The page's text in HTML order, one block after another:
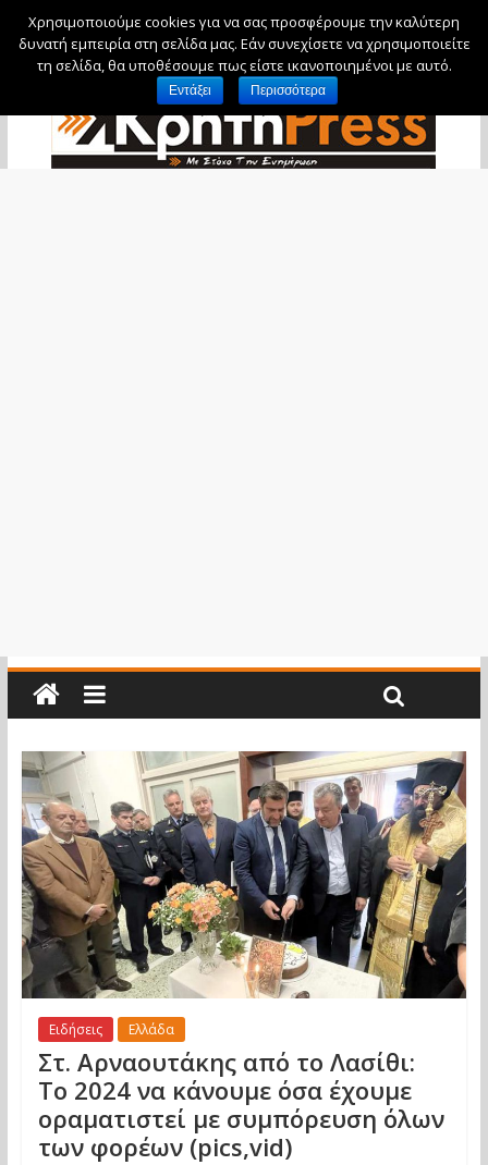
Κυριακή, 9 Αυγούστου, 2026
Ειδήσεις Ελλάδα
Στ. Αρναουτάκης από το Λασίθι:
Το 2024 να κάνουμε όσα έχουμε
οραματιστεί με συμπόρευση όλων
των φορέων (pics,vid)
Χρησιμοποιούμε cookies για να σας προσφέρουμε την καλύτερη
δυνατή εμπειρία στη σελίδα μας. Εάν συνεχίσετε να χρησιμοποιείτε
τη σελίδα, θα υποθέσουμε πως είστε ικανοποιημένοι με αυτό.
Εντάξει Περισσότερα